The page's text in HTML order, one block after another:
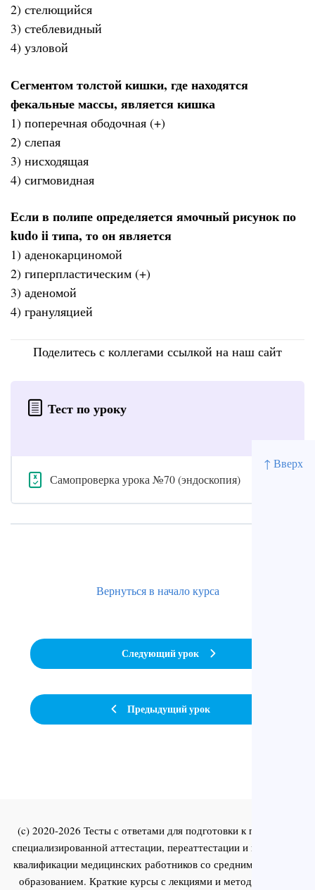
↑ Вверх
2) стелющийся
3) стеблевидный
4) узловой
Сегментом толстой кишки, где находятся
фекальные массы, является кишка
1) поперечная ободочная (+)
2) слепая
3) нисходящая
4) сигмовидная
Если в полипе определяется ямочный рисунок по
kudo ii типа, то он является
1) аденокарциномой
2) гиперпластическим (+)
3) аденомой
4) грануляцией
Поделитесь с коллегами ссылкой на наш сайт
Тест по уроку
Самопроверка урока №70 (эндоскопия)
Предыдущий урок
Вернуться в начало курса
Следующий урок
(c) 2020-2026 Тесты с ответами для подготовки к первичной
специализированной аттестации, переаттестации и повышения
квалификации медицинских работников со средним и высшим
образованием. Краткие курсы с лекциями и методическими